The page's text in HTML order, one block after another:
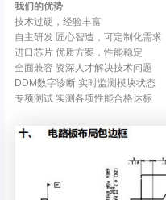
我们的优势
技术过硬，经验丰富
自主研发 匠心智造，可定制化需求
进口芯片 优质方案，性能稳定
全面兼容 资深人才解决技术问题
DDM数字诊断 实时监测模块状态
专项测试 实测各项性能合格达标